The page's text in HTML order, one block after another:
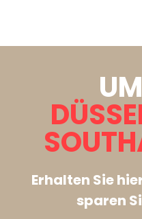
Erhalten Sie
sparen